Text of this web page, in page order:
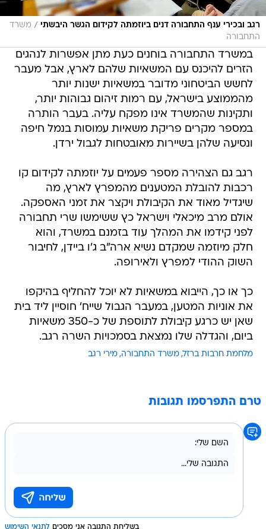
רגב ובכירי ענף התחבורה דנים ביוזמתה לקידום הגשר היבשתי / משרד
התחבורה
במשרד התחבורה בוחנים כעת מתן אפשרות לנהגים
הזרים להיכנס עם המשאיות שלהם לארץ, אבל מעבר
לחשש הביטחוני מדובר במשאיות ישנות יותר
מהממוצע בישראל, עם רמות זיהום גבוהות יותר,
ותקינות שהמשרד אינו מפקח עליה. בעבר הותרה
במספר מקרים פריקת משאיות עמוסות בנמל חיפה
ונסיעה שלהן בשיירות מאובטחות לגבול ירדן.
רגב גם הצהירה מספר פעמים על יוזמתה לקידום קו
רכבות להובלת המטענים מהמפרץ לארץ, מה
שיגדיל מאוד את הקיבולת ויקצר את זמני האספקה.
אולם מרב מיכאלי וישראל כץ ששימשו שרי תחבורה
לפני קידמו את המהלך עוד בזמנם במשרד, והוא
חלק מיוזמה שמקדם נשיא ארה"ב ג'ו ביידן, לחיבור
השוק ההודי למפרץ ולאירופה.
כך או כך, הייבוא במשאיות לא יוכל להחליף בהיקפו
את אוניות המטען, במעבר הגבול שייח' חוסיין ליד בית
שאן יש כרגע קיבולת לתוספת של כ-350 משאיות
ביום, והגדלה שלו נמצאת בסמכויות השרה רגב.
מלחמת חרבות ברזל משרד התחבורה מירי רגב
טרם התפרסמו תגובות
בשליחת התגובה אני מסכים לתנאי השימוש